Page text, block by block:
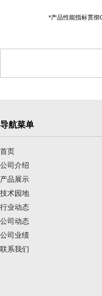
*产品性能指标贯
导航菜单
首页
公司介绍
产品展示
技术园地
行业动态
公司动态
公司业绩
联系我们